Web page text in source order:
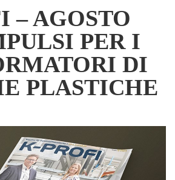
– AGOSTO
PER I
DI
PLASTICHE